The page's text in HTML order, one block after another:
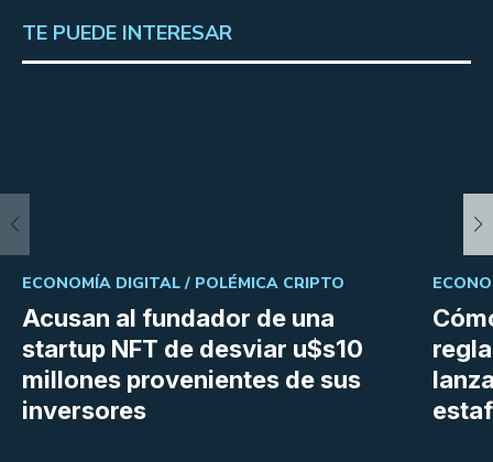
TE PUEDE INTERESAR
Acusan al fundador de una
startup NFT de desviar u$s10
millones provenientes de sus
inversores
ECONOMÍA DIGITAL / POLÉMICA CRIPTO